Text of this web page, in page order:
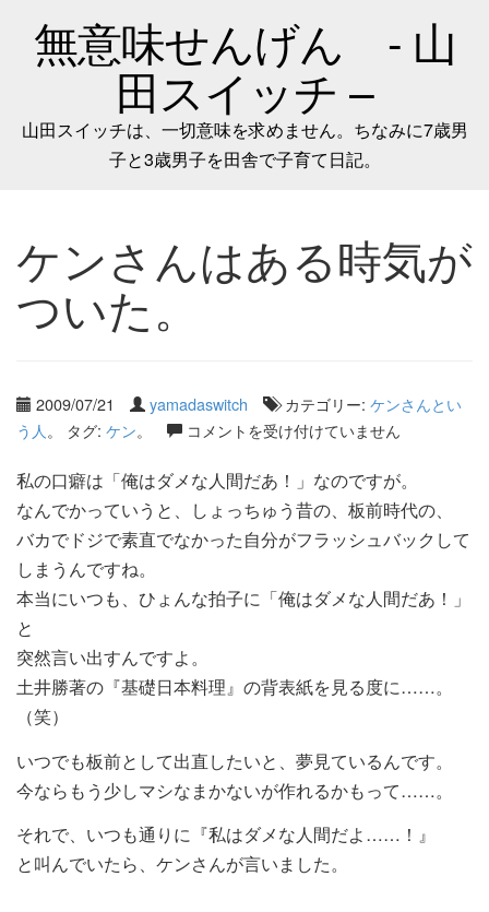
無意味せんげん - 山
田スイッチ –
山田スイッチは、一切意味を求めません。ちなみに7歳男
子と3歳男子を田舎で子育て日記。
ケンさんはある時気が
ついた。
2009/07/21 yamadaswitch カテゴリー: ケンさんとい
う人 。 タグ: ケン。 コメントを受け付けていません
私の口癖は「俺はダメな人間だあ！」なのですが。
なんでかっていうと、しょっちゅう昔の、板前時代の、
バカでドジで素直でなかった自分がフラッシュバックして
しまうんですね。
本当にいつも、ひょんな拍子に「俺はダメな人間だあ！」
と
突然言い出すんですよ。
土井勝著の『基礎日本料理』の背表紙を見る度に……。
（笑）
いつでも板前として出直したいと、夢見ているんです。
今ならもう少しマシなまかないが作れるかもって……。
それで、いつも通りに『私はダメな人間だよ……！』
と叫んでいたら、ケンさんが言いました。